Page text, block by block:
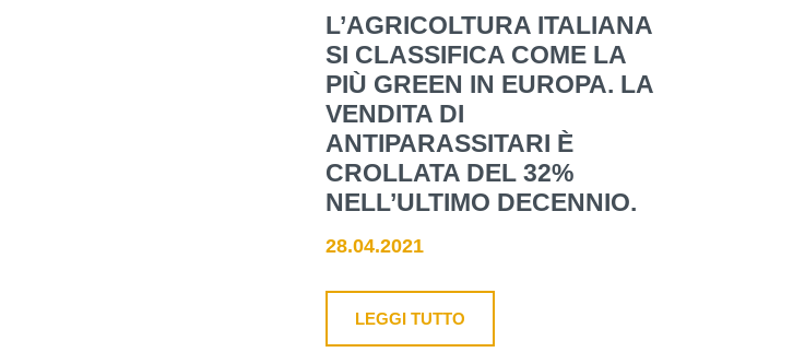
L’AGRICOLTURA ITALIANA
SI CLASSIFICA COME LA
PIÙ GREEN IN EUROPA. LA
VENDITA DI
ANTIPARASSITARI È
CROLLATA DEL 32%
NELL’ULTIMO DECENNIO.
28.04.2021
LEGGI TUTTO